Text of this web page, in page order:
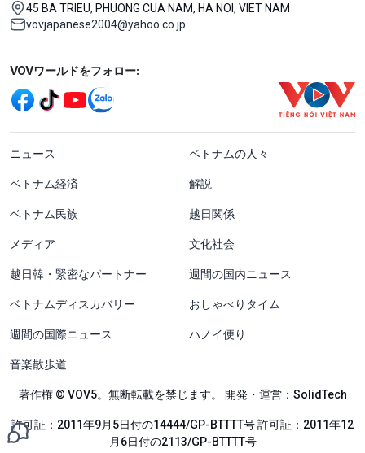
45 BA TRIEU, PHUONG CUA NAM, HA NOI, VIET NAM
vovjapanese2004@yahoo.co.jp
Mạng xã hội
VOVワールドをフォロー:
menu footer tiếng Nhật
ニュース ベトナムの人々
ベトナム経済 解説
ベトナム民族 越日関係
メディア 文化社会
越日韓・緊密なパートナー 週間の国内ニュース
ベトナムディスカバリー おしゃべりタイム
週間の国際ニュース ハノイ便り
音楽散歩道
著作権 © VOV5。無断転載を禁じます。 開発・運営：SolidTech
許可証：2011年9月5日付の14444/GP-BTTTT号 許可証：2011年12
月6日付の2113/GP-BTTTT号